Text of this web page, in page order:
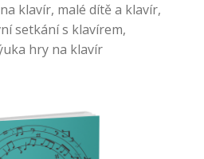
klavír, malé dítě a klavír,
setkání s klavírem,
hry na klavír